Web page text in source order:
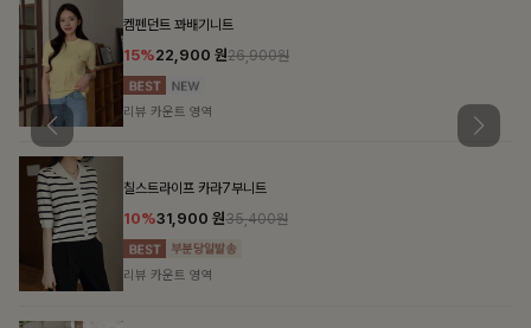
켐펜던트 꽈배기니트
15%22,900 원26,900원
리뷰 카운트 영역
칠스트라이프 카라7부니트
10%31,900 원35,400원
리뷰 카운트 영역